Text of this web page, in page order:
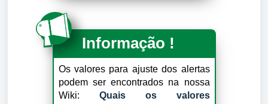
Informação !
Os valores para ajuste dos alertas
podem ser encontrados na nossa
Wiki:
Quais os valores